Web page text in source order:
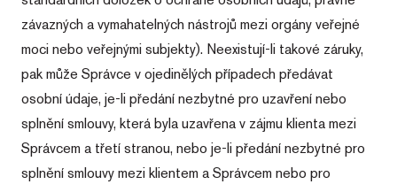
závazných a vymahatelných nástrojů mezi orgány veřejné
moci nebo veřejnými subjekty). Neexistují-li takové záruky,
pak může Správce v ojedinělých případech předávat
osobní údaje, je-li předání nezbytné pro uzavření nebo
splnění smlouvy, která byla uzavřena v zájmu klienta mezi
Správcem a třetí stranou, nebo je-li předání nezbytné pro
splnění smlouvy mezi klientem a Správcem nebo pro